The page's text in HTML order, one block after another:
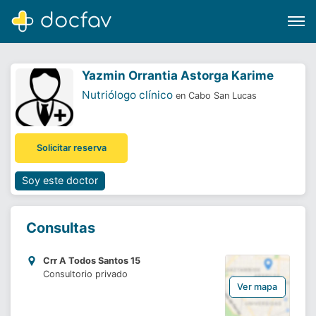
Software para clínicas
¿Eres un doctor?
Yazmin Orrantia Astorga Karime
Nutriólogo clínico en Cabo San Lucas
Solicitar reserva
Soy este doctor
Consultas
Crr A Todos Santos 15
Consultorio privado
Ver mapa